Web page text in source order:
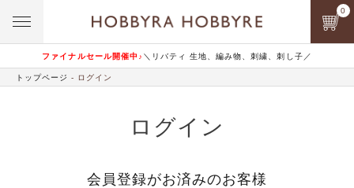
ファイナルセール開催中♪ ＼リバティ 生地、編み物、刺繍、刺し子／
0
トップページ ログイン
ログイン
会員登録がお済みのお客様